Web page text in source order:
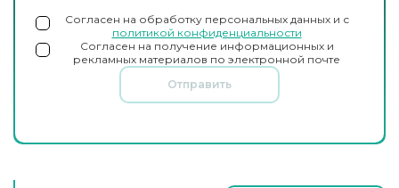
Согласен на обработку персональных данных и с
политикой конфиденциальности
Согласен на получение информационных и
рекламных материалов по электронной почте
Отправить